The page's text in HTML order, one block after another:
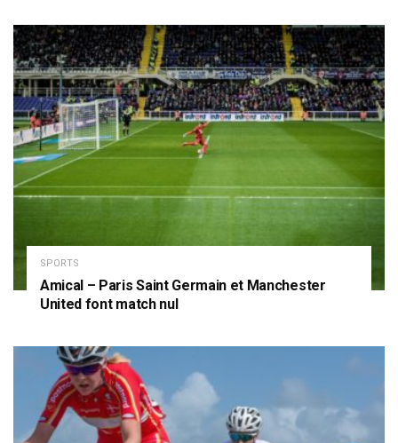
SPORTS
Amical – Paris Saint Germain et Manchester
United font match nul